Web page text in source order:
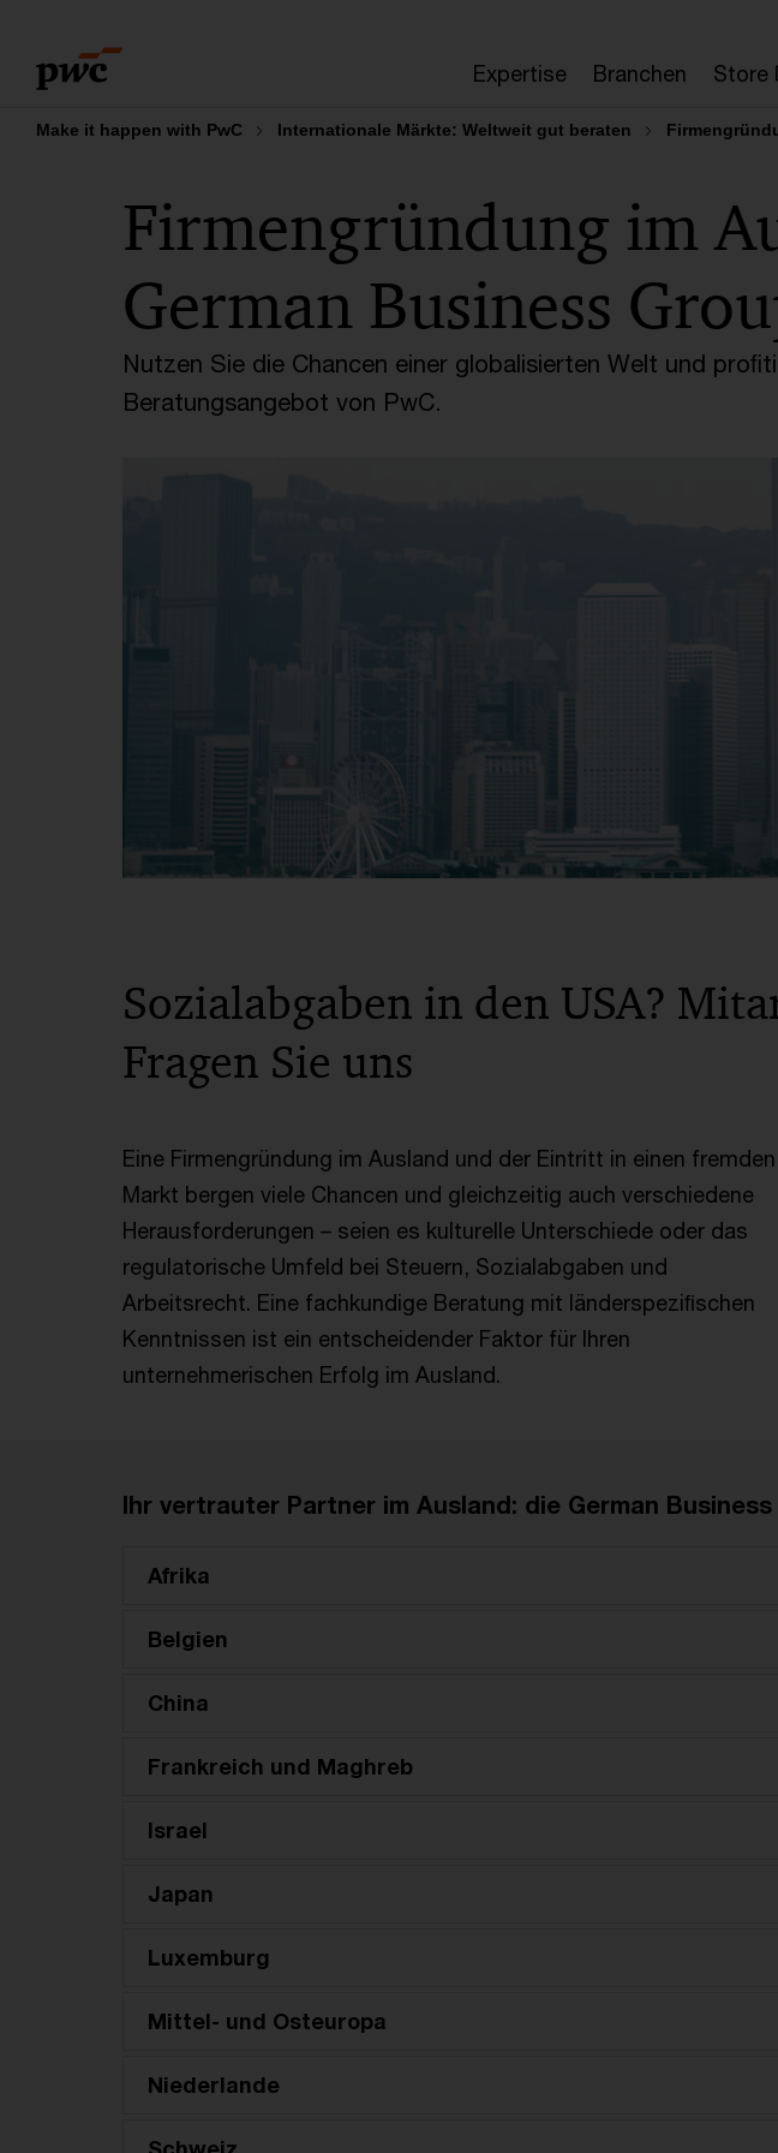
content
footer
Expertise Branchen Store
Make it happen with PwC Internationale Märkte: Weltweit gut beraten
Nutzen Sie die Chancen einer globalisierten Welt und
Beratungsangebot von PwC.
Firmengründung im
German Business
Sozialabgaben in den USA?
Fragen Sie uns
Eine Firmengründung im Ausland und der Eintritt in einen fremden
Markt bergen viele Chancen und gleichzeitig auch verschiedene
Herausforderungen – seien es kulturelle Unterschiede oder das
regulatorische Umfeld bei Steuern, Sozialabgaben und
Arbeitsrecht. Eine fachkundige Beratung mit länderspeziﬁschen
Kenntnissen ist ein entscheidender Faktor für Ihren
unternehmerischen Erfolg im Ausland.
Ihr vertrauter Partner im Ausland: die German Business
Afrika
Belgien
China
Frankreich und Maghreb
Israel
Japan
Luxemburg
Mittel- und Osteuropa
Niederlande